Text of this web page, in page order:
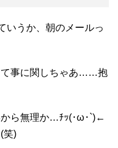
いうか、朝のメールっ
て事に関しちゃあ……抱
から無理か…ﾁｯ(･ω･`)←
笑)